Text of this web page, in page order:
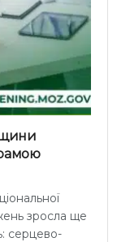
зросла ще
серцево-